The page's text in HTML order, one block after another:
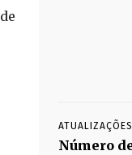
Número